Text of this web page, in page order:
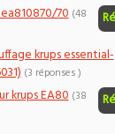
70 (48
krups essential-
(3 réponses )
krups EA80 (38